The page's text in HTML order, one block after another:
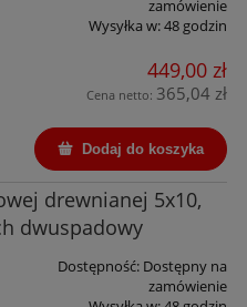
zamówienie
Wysyłka w:48 godzin
449,00 zł
Cena netto: 365,04 zł
Dodaj do koszyka
drewnianej 5x10,
dwuspadowy
Dostępność: Dostępny na
zamówienie